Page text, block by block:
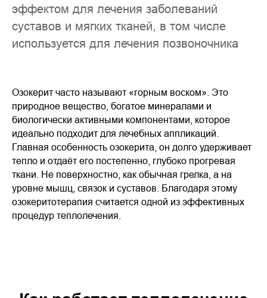
эффектом для лечения заболеваний
суставов и мягких тканей, в том числе
используется для лечения позвоночника
Озокерит часто называют «горным воском». Это
природное вещество, богатое минералами и
биологически активными компонентами, которое
идеально подходит для лечебных аппликаций.
Главная особенность озокерита, он долго удерживает
тепло и отдаёт его постепенно, глубоко прогревая
ткани. Не поверхностно, как обычная грелка, а на
уровне мышц, связок и суставов. Благодаря этому
озокеритотерапия считается одной из эффективных
процедур теплолечения.